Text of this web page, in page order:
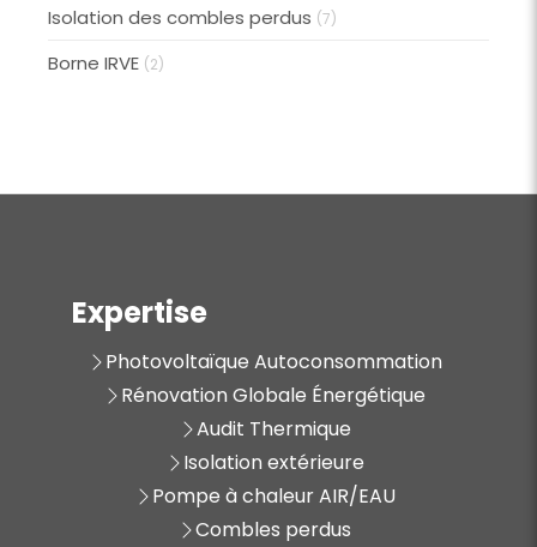
Isolation des combles perdus (7)
Borne IRVE (2)
Expertise
Photovoltaïque Autoconsommation
Rénovation Globale Énergétique
Audit Thermique
Isolation extérieure
Pompe à chaleur AIR/EAU
Combles perdus